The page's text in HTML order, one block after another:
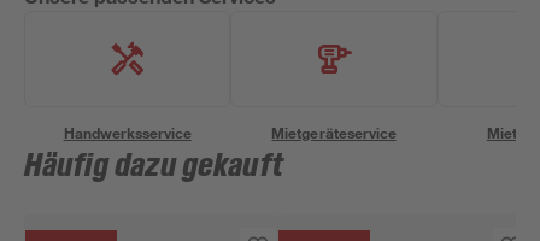
Handwerksservice Mietgeräteservice
Häufig dazu gekauft